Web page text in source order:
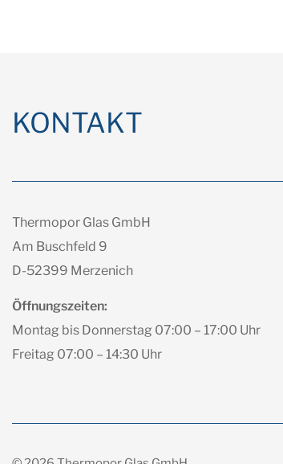
KONTAKT
Thermopor Glas GmbH
Am Buschfeld 9
D-52399 Merzenich
Öffnungszeiten:
Montag bis Donnerstag 07:00 – 17:00 Uhr
Freitag 07:00 – 14:30 Uhr